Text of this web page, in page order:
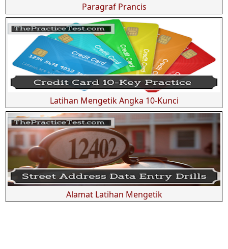
Paragraf Prancis
Latihan Mengetik Angka 10-Kunci
Alamat Latihan Mengetik